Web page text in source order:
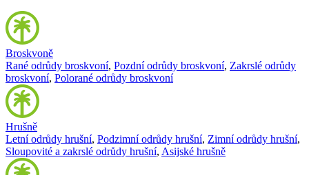
Broskvoně
Rané odrůdy broskvoní, Pozdní odrůdy broskvoní, Zakrslé odrůdy
broskvoní, Polorané odrůdy broskvoní
Hrušně
Letní odrůdy hrušní, Podzimní odrůdy hrušní, Zimní odrůdy hrušní,
Sloupovité a zakrslé odrůdy hrušní, Asijské hrušně